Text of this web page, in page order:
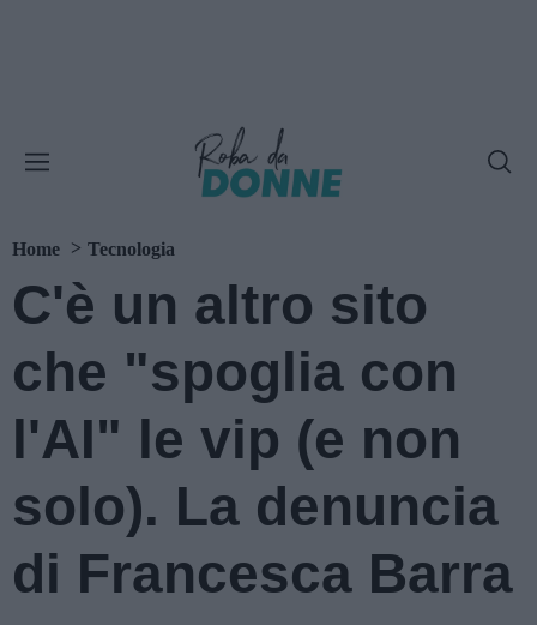
Home Tecnologia
C'è un altro sito
che "spoglia con
l'AI" le vip (e non
solo). La denuncia
di Francesca Barra